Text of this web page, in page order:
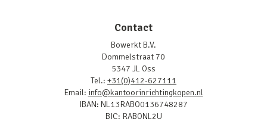
Contact
Bowerkt B.V.
Dommelstraat 70
5347 JL Oss
Tel.: +31(0)412-627111
Email: info@kantoorinrichtingkopen.nl
IBAN: NL13RABO0136748287
BIC: RABONL2U